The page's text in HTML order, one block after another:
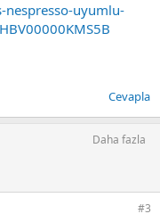
uyumlu-
Cevapla
Daha fazla
#3